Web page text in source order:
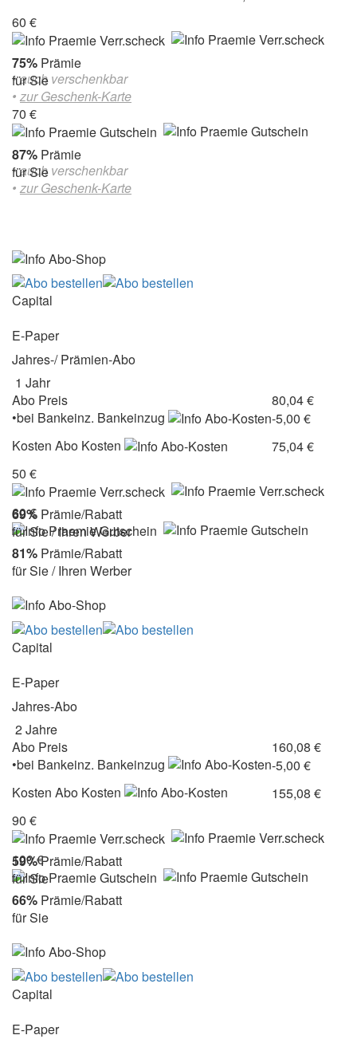
60 €
75% Prämie
für Sie
• auch verschenkbar
• zur Geschenk-Karte
70 €
87% Prämie
für Sie
• auch verschenkbar
• zur Geschenk-Karte
Capital
E-Paper
Jahres-/ Prämien-Abo
1 Jahr
Abo Preis
80,04 €
•bei Bankeinz. Bankeinzug
-5,00 €
Kosten Abo Kosten
75,04 €
50 €
69% Prämie/Rabatt
für Sie / Ihren Werber
60 €
81% Prämie/Rabatt
für Sie / Ihren Werber
Capital
E-Paper
Jahres-Abo
2 Jahre
Abo Preis
160,08 €
•bei Bankeinz. Bankeinzug
-5,00 €
Kosten Abo Kosten
155,08 €
90 €
59%Prämie/Rabatt
für Sie
100 €
66% Prämie/Rabatt
für Sie
Capital
E-Paper